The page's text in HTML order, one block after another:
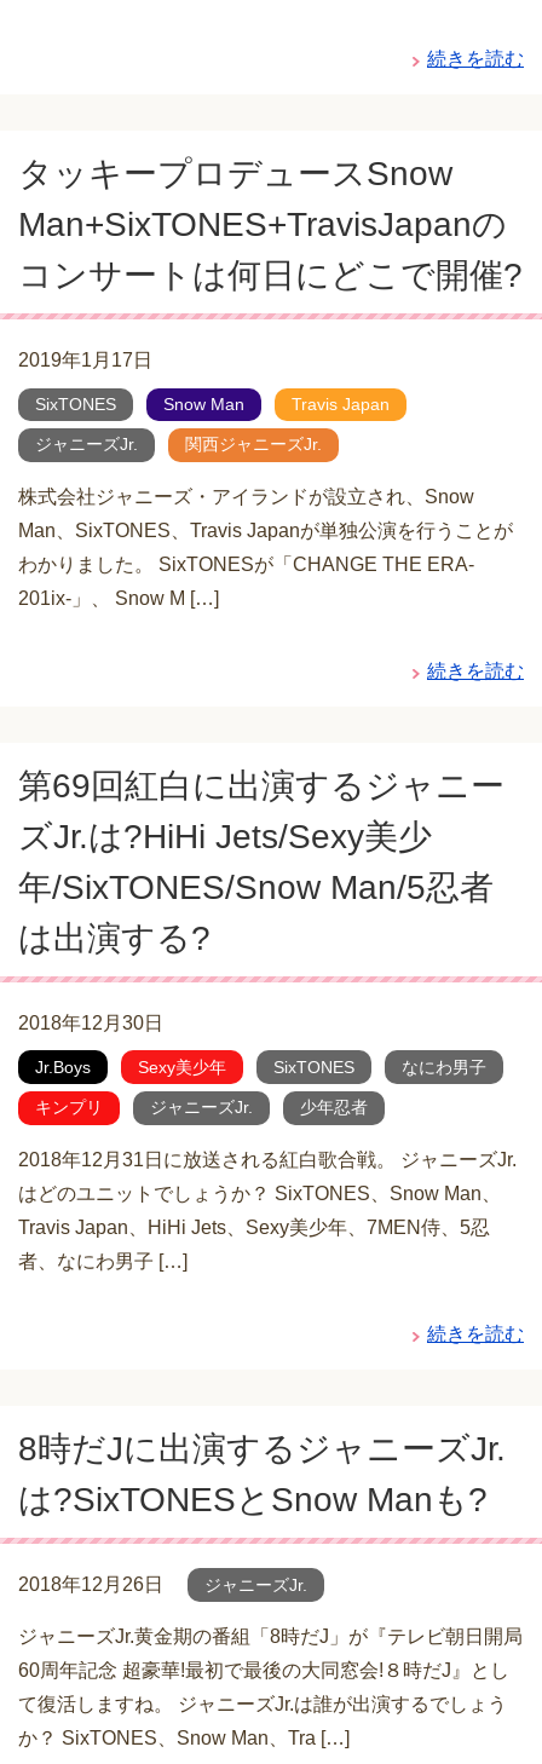
続きを読む
タッキープロデュースSnow
Man+SixTONES+TravisJapanの
コンサートは何日にどこで開催?
2019年1月17日
SixTONES Snow Man Travis Japan
ジャニーズJr. 関西ジャニーズJr.
株式会社ジャニーズ・アイランドが設立され、Snow
Man、SixTONES、Travis Japanが単独公演を行うことが
わかりました。 SixTONESが「CHANGE THE ERA-
201ix-」、 Snow M […]
続きを読む
第69回紅白に出演するジャニー
ズJr.は?HiHi Jets/Sexy美少
年/SixTONES/Snow Man/5忍者
は出演する?
2018年12月30日
Jr.Boys Sexy美少年 SixTONES なにわ男子
キンプリ ジャニーズJr. 少年忍者
2018年12月31日に放送される紅白歌合戦。 ジャニーズJr.
はどのユニットでしょうか？ SixTONES、Snow Man、
Travis Japan、HiHi Jets、Sexy美少年、7MEN侍、5忍
者、なにわ男子 […]
続きを読む
8時だJに出演するジャニーズJr.
は?SixTONESとSnow Manも?
2018年12月26日 ジャニーズJr.
ジャニーズJr.黄金期の番組「8時だJ」が『テレビ朝日開局
60周年記念 超豪華!最初で最後の大同窓会!８時だJ』とし
て復活しますね。 ジャニーズJr.は誰が出演するでしょう
か？ SixTONES、Snow Man、Tra […]